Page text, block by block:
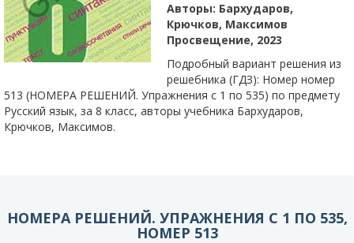
Авторы: Бархударов,
Крючков, Максимов
Просвещение, 2023
Подробный вариант решения из
решебника (ГДЗ): Номер номер
513 (НОМЕРА РЕШЕНИЙ. Упражнения с 1 по 535) по предмету
Русский язык, за 8 класс, авторы учебника Бархударов,
Крючков, Максимов.
НОМЕРА РЕШЕНИЙ. УПРАЖНЕНИЯ С 1 ПО 535,
НОМЕР 513